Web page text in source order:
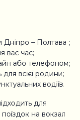
Дніпро – Полтава ;
вас час;
або телефоном;
всієї родини;
водіїв.
для
поїздок на вокзал